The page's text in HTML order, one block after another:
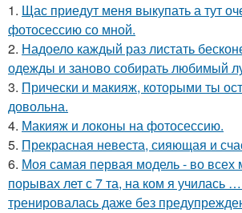
1. Щас приедут меня выкупать а тут
фотосессию со мной.
2. Надоело каждый раз листать
одежды и заново собирать любимый
3. Прически и макияж, которыми ты
довольна.
4. Макияж и локоны на фотосессию.
5. Прекрасная невеста, сияющая и
6. Моя самая первая модель - во всех
порывах лет с 7 та, на ком я училась
тренировалась даже без